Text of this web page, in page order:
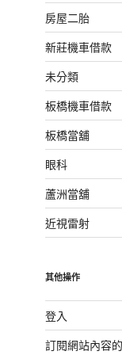
房屋二胎
新莊機車借款
未分類
板橋機車借款
板橋當舖
眼科
蘆洲當舖
近視雷射
其他操作
登入
訂閱網站內容